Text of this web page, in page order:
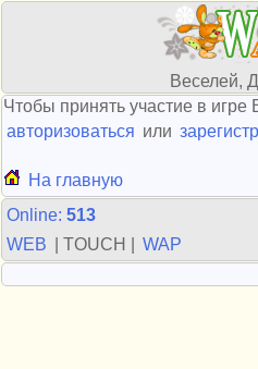
Веселей,
Чтобы принять участие в
авторизоваться или
На главную
Online: 513
WEB
| TOUCH | WAP